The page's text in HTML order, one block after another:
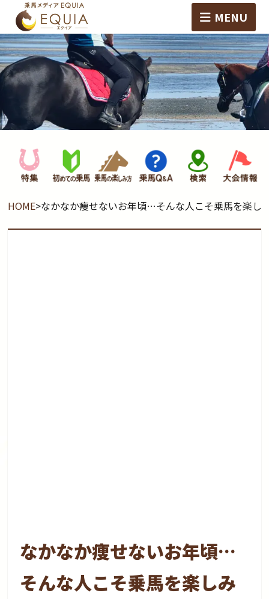
MENU
HOME>なかなか痩せないお年頃…そんな人こそ乗馬を楽し
なかなか痩せないお年頃…
そんな人こそ乗馬を楽しみ